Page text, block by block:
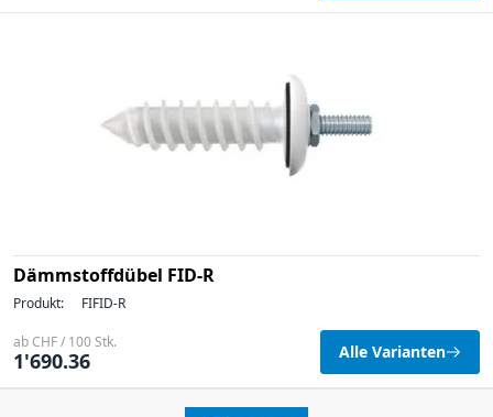
Dämmstoffdübel FID-R
Produkt: FIFID-R
ab CHF / 100 Stk.
1'690.36 Alle Varianten